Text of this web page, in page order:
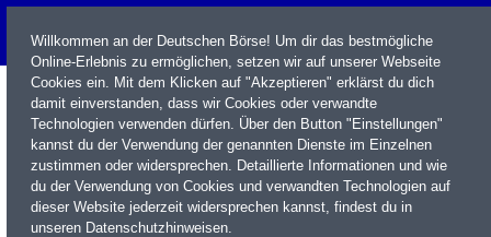
Name / WKN / ISIN / Kürzel
Willkommen an der Deutschen Börse! Um dir das bestmögliche
Online-Erlebnis zu ermöglichen, setzen wir auf unserer Webseite
Cookies ein. Mit dem Klicken auf "Akzeptieren" erklärst du dich
damit einverstanden, dass wir Cookies oder verwandte
Technologien verwenden dürfen. Über den Button "Einstellungen"
kannst du der Verwendung der genannten Dienste im Einzelnen
zustimmen oder widersprechen. Detaillierte Informationen und wie
du der Verwendung von Cookies und verwandten Technologien auf
dieser Website jederzeit widersprechen kannst, findest du in
unseren Datenschutzhinweisen.